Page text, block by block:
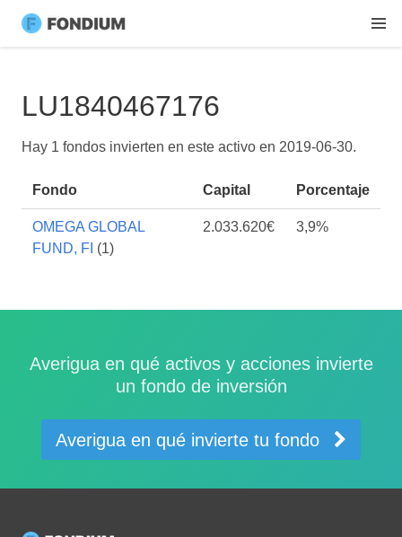
LU1840467176
Hay 1 fondos invierten en este activo en 2019-06-30.
Fondo Capital Porcentaje
OMEGA GLOBAL
FUND, FI (1)
2.033.620€ 3,9%
Averigua en qué activos y acciones invierte
un fondo de inversión
Averigua en qué invierte tu fondo